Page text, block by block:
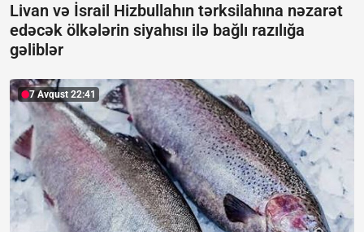
Livan və İsrail Hizbullahın tərksilahına nəzarət
edəcək ölkələrin siyahısı ilə bağlı razılığa
gəliblər
7 Avqust 22:41